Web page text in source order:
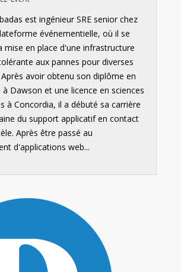
est ingénieur SRE senior chez
événementielle, où il se
mise en place d'une infrastructure
aux pannes pour diverses
avoir obtenu son diplôme en
Dawson et une licence en sciences
à Concordia, il a débuté sa carrière
du support applicatif en contact
Après être passé au
d'applications web...